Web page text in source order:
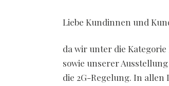
Liebe Kundinnen und
da wir unter die
sowie unserer
die 2G-Regelung. In